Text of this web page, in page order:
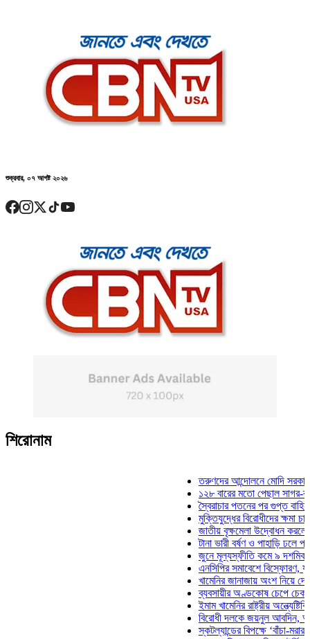
শুক্রবার, ০৭ আগষ্ট ২০২৬
শিরোনাম
তরুণদের আন্দোলনে মোদি সরকার দুর্বল
১২৮ বারের মতো পেছাল সাগর-রুনি
স্বৈরাচার পতনের পর গুপ্ত বাহিনীর
মুক্তিযুদ্ধের বিরোধীদের ক্ষমা চাইতে
জাতীয় বৃক্ষমেলা উদ্বোধন করলেন
টানা ভারী বর্ষণ ও পাহাড়ি ঢলে পানিবন্দি
জুনে মূল্যস্ফীতি কমে ৯ দশমিক ১৬
এনসিপির সমাবেশে বিস্ফোরণ,
খামেনির জানাজায় অংশ নিয়ে দেশে
ব্যবসায়ীর অণ্ডকোষ চেপে চেক-
ইমাম খামেনির রাষ্ট্রীয়
বিরোধী দলকে জয়নুল আবদিন,
স্কটল্যান্ডের বিপক্ষে ‘বাঁচা-মরার